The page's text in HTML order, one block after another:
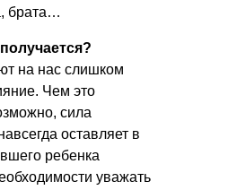
брата…
на нас слишком
Чем это
сила
оставляет в
ребенка
уважать